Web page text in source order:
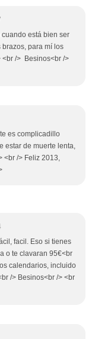
está bien ser
brazos, para mí los
<br /> Besinos<br />
es complicadillo
estar de muerte lenta,
<br /> Feliz 2013,
facil. Eso si tienes
o te clavaran 95€<br
calendarios, incluido
/> Besinos<br /> <br